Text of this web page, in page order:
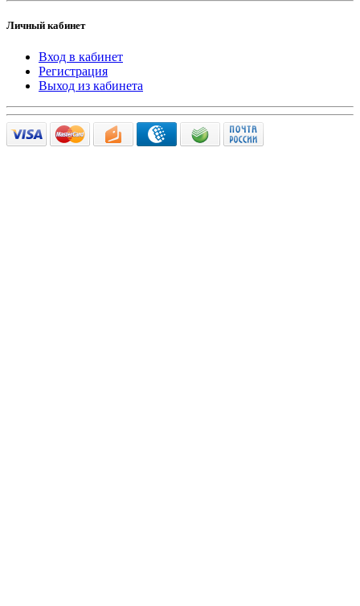
Личный кабинет
Вход в кабинет
Регистрация
Выход из кабинета